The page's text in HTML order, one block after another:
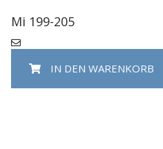
Mi 199-205
IN DEN WARENKORB